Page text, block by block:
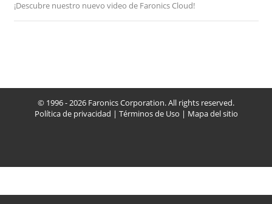
¡Descubre nuestro nuevo video de Faronics Cloud!
© 1996 - 2026 Faronics Corporation. All rights reserved.
Política de privacidad | Términos de Uso | Mapa del sitio